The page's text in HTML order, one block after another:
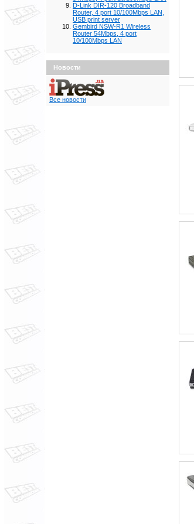
D-Link DIR-120 Broadband
Router, 4 port 10/100Mbps LAN,
USB print server
Gembird NSW-R1 Wireless
Router 54Mbps, 4 port
10/100Mbps LAN
Новости
Все новости